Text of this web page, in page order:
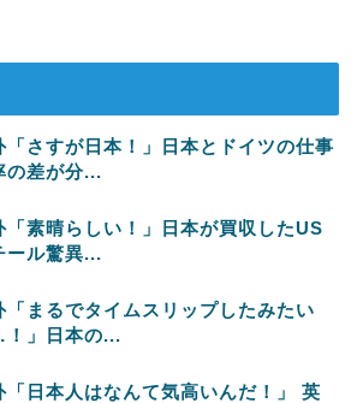
「さすが日本！」日本とドイツの仕事
の差が分...
「素晴らしい！」日本が買収したUS
ール驚異...
「まるでタイムスリップしたみたい
」日本の...
「日本人はなんて気高いんだ！」 英